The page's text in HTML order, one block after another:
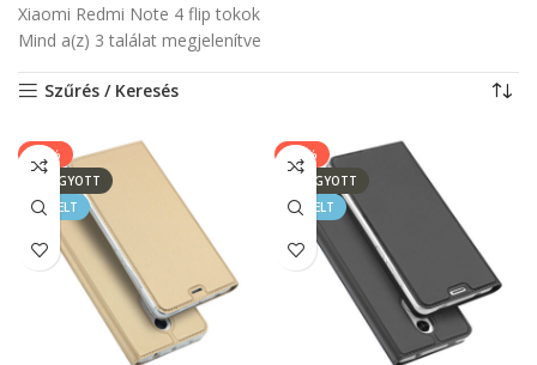
Xiaomi Redmi Note 4 flip tokok
Mind a(z) 3 találat megjelenítve
Szűrés / Keresés
-33%
ELFOGYOTT
KIEMELT
-33%
ELFOGYOTT
KIEMELT